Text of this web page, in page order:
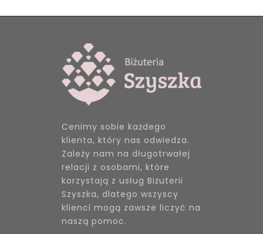
Cenimy sobie każdego
klienta, który nas odwiedza.
Zależy nam na długotrwałej
relacji z osobami, które
korzystają z usług Biżuterii
Szyszka, dlatego wszyscy
klienci mogą zawsze liczyć na
naszą pomoc.